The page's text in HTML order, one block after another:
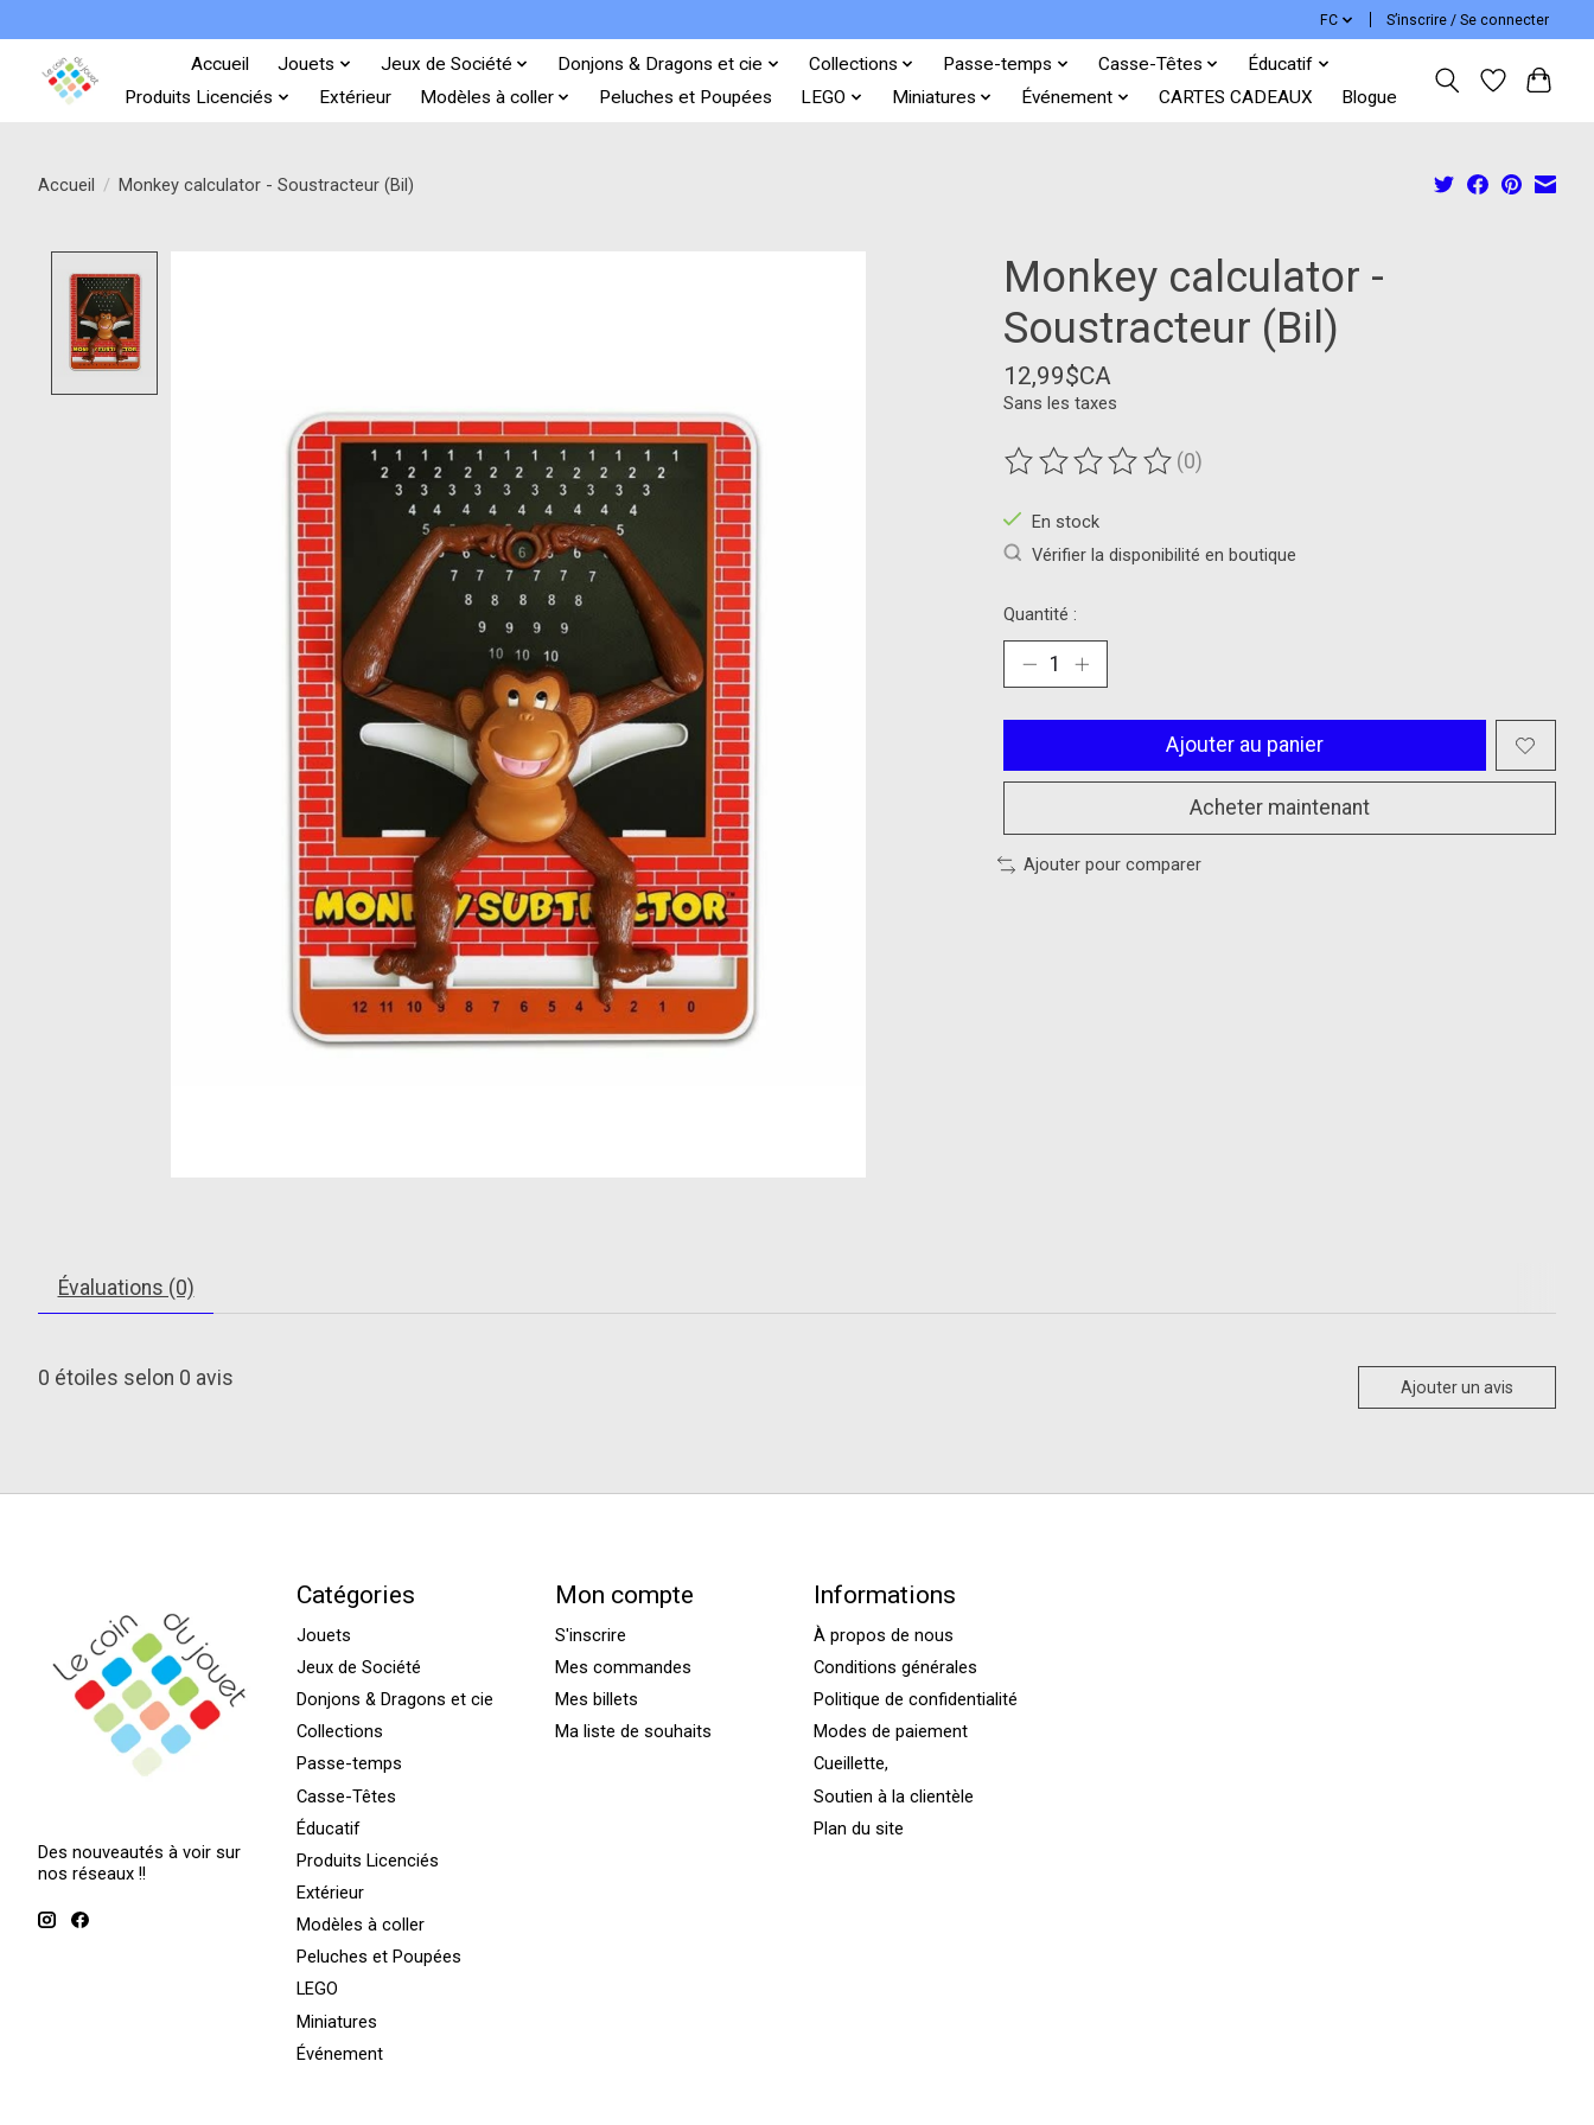
FC S’inscrire / Se connecter
Accueil Jouets Jeux de Société Donjons & Dragons et cie Collections Passe-temps Casse-Têtes
Éducatif
Produits Licenciés
Extérieur Modèles à coller Peluches et Poupées LEGO Miniatures Événement CARTES CADEAUX Blogue
Accueil / Monkey calculator - Soustracteur (Bil)
Monkey calculator -
Soustracteur (Bil)
12,99$CA
Sans les taxes
Ce produit est évalué à
(0)
En stock
Vérifier la disponibilité en boutique
Quantité :
Ajouter au panier
Acheter maintenant
Ajouter pour comparer
Évaluations (0)
0 étoiles selon 0 avis Ajouter un avis
Des nouveautés à voir sur
nos réseaux !!
Catégories
Jouets
Jeux de Société
Donjons & Dragons et cie
Collections
Passe-temps
Casse-Têtes
Éducatif
Produits Licenciés
Extérieur
Modèles à coller
Peluches et Poupées
LEGO
Miniatures
Événement
Mon compte
S'inscrire
Mes commandes
Mes billets
Ma liste de souhaits
Informations
À propos de nous
Conditions générales
Politique de confidentialité
Modes de paiement
Cueillette,
Soutien à la clientèle
Plan du site